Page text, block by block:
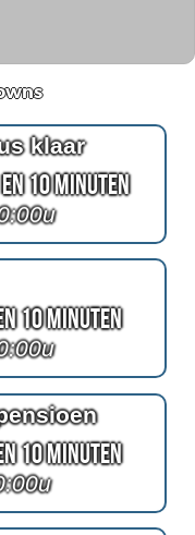
klaar
10 Minuten
10 Minuten
10 Minuten